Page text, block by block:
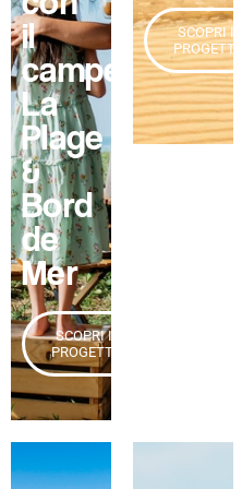
il
campeggio
La
Plage
&
Bord
de
Mer
SCOPRI IL
PROGETTO
SCOPRI IL
PROGETTO